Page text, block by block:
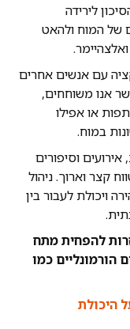
לירידה
של המוח ולהאט
עם אנשים אחרים
אנו משוחחים,
או אפילו
במוח.
וסיפורים
קצר וארוך. ניהול
ויכולת לעבור בין
להפחית מתח
הורמונליים כמו
היכולת